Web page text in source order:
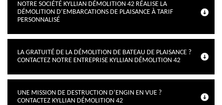
NOTRE SOCIÉTÉ KYLLIAN DÉMOLITION 42 RÉALISE LA
DÉMOLITION D’EMBARCATIONS DE PLAISANCE À TARIF
PERSONNALISÉ
LA GRATUITÉ DE LA DÉMOLITION DE BATEAU DE PLAISANCE ?
CONTACTEZ NOTRE ENTREPRISE KYLLIAN DÉMOLITION 42
UNE MISSION DE DESTRUCTION D’ENGIN EN VUE ?
CONTACTEZ KYLLIAN DÉMOLITION 42